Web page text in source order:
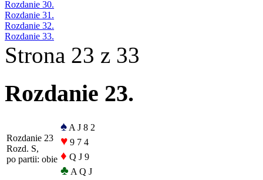
Rozdanie 30.
Rozdanie 31.
Rozdanie 32.
Rozdanie 33.
Strona 23 z 33
Rozdanie 23.
Rozdanie 23
Rozd. S,
po partii: obie
♠ A J 8 2
♥ 9 7 4
♦ Q J 9
♣ A Q J